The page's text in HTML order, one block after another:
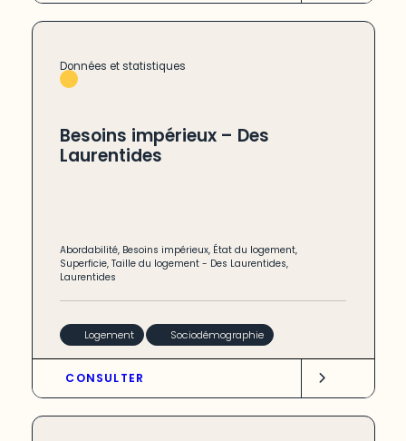
Données et statistiques
Besoins impérieux – Des
Laurentides
Abordabilité, Besoins impérieux, État du logement,
Superficie,Taille du logement - Des Laurentides,
Laurentides
Logement Sociodémographie
CONSULTER